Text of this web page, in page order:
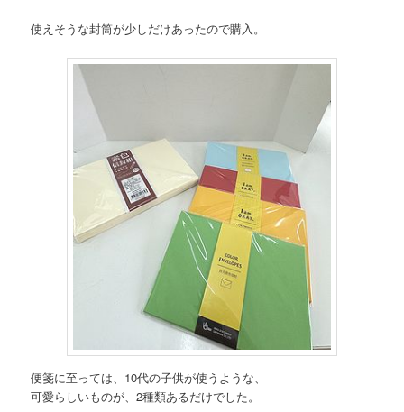
使えそうな封筒が少しだけあったので購入。
便箋に至っては、10代の子供が使うような、
可愛らしいものが、2種類あるだけでした。